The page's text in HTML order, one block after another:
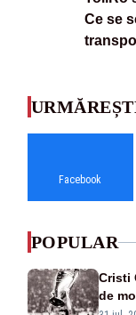
Ce se
Facebook
POPULAR
Cristi
de